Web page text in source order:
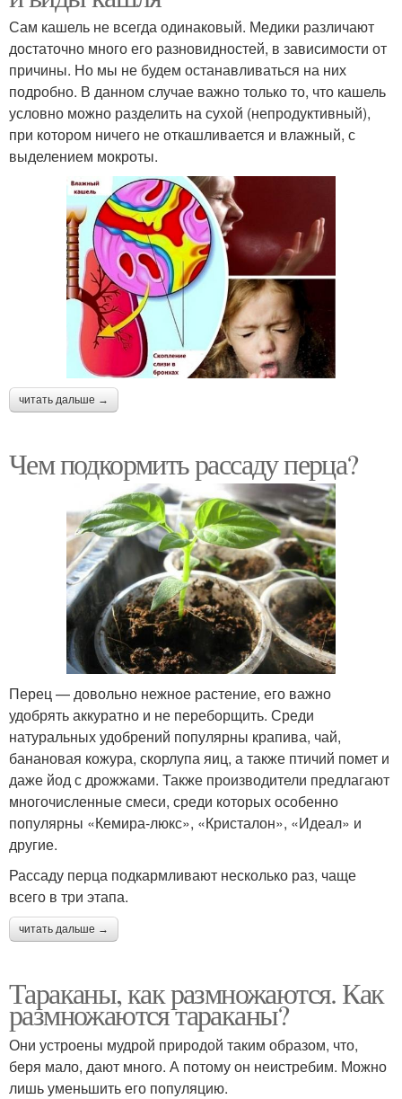
Сам кашель не всегда одинаковый. Медики различают
достаточно много его разновидностей, в зависимости от
причины. Но мы не будем останавливаться на них
подробно. В данном случае важно только то, что кашель
условно можно разделить на сухой (непродуктивный),
при котором ничего не откашливается и влажный, с
выделением мокроты.
читать дальше →
Чем подкормить рассаду перца?
Перец — довольно нежное растение, его важно
удобрять аккуратно и не переборщить. Среди
натуральных удобрений популярны крапива, чай,
банановая кожура, скорлупа яиц, а также птичий помет и
даже йод с дрожжами. Также производители предлагают
многочисленные смеси, среди которых особенно
популярны «Кемира-люкс», «Кристалон», «Идеал» и
другие.
Рассаду перца подкармливают несколько раз, чаще
всего в три этапа.
читать дальше →
Тараканы, как размножаются. Как
размножаются тараканы?
Они устроены мудрой природой таким образом, что,
беря мало, дают много. А потому он неистребим. Можно
лишь уменьшить его популяцию.